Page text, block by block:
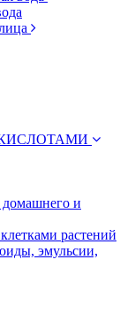
домашнего и
растений
эмульсии,